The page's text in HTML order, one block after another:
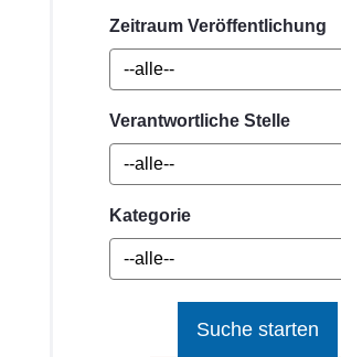
Zeitraum Veröffentlichung
Verantwortliche Stelle
Kategorie
Suche starten